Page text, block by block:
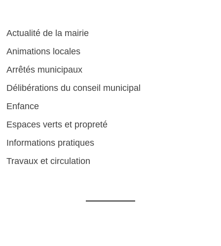
Actualité de la mairie
Animations locales
Arrêtés municipaux
Délibérations du conseil municipal
Enfance
Espaces verts et propreté
Informations pratiques
Travaux et circulation